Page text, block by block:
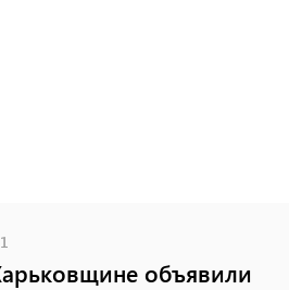
объявили